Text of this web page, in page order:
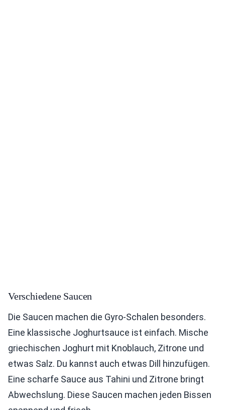
Verschiedene Saucen
Die Saucen machen die Gyro-Schalen besonders.
Eine klassische Joghurtsauce ist einfach. Mische
griechischen Joghurt mit Knoblauch, Zitrone und
etwas Salz. Du kannst auch etwas Dill hinzufügen.
Eine scharfe Sauce aus Tahini und Zitrone bringt
Abwechslung. Diese Saucen machen jeden Bissen